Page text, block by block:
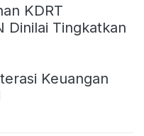
KDRT
Dinilai Tingkatkan
Keuangan